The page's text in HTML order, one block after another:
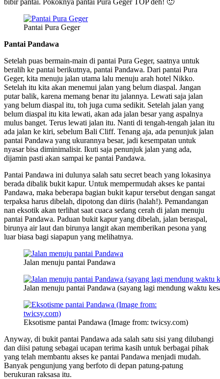
Pantai Pura Geger
Pantai Pandawa
Setelah puas bermain-main di pantai Pura Geger, saatnya untuk
beralih ke pantai berikutnya, pantai Pandawa. Dari pantai Pura
Geger, kita menuju jalan utama lalu menuju arah hotel Nikko.
Setelah itu kita akan menemui jalan yang belum diaspal. Jangan
putar balik, karena memang benar itu jalannya. Lewati saja jalan
yang belum diaspal itu, toh juga cuma sedikit. Setelah jalan yang
belum diaspal itu kita lewati, akan ada jalan besar yang aspalnya
mulus banget. Terus lewati jalan itu. Nanti di tengah-tengah jalan itu
ada jalan ke kiri, sebelum Bali Cliff. Tenang aja, ada penunjuk jalan
pantai Pandawa yang ukurannya besar, jadi kesempatan untuk
nyasar bisa diminimalisir. Ikuti saja penunjuk jalan yang ada,
dijamin pasti akan sampai ke pantai Pandawa.
Pantai Pandawa ini dulunya salah satu secret beach yang lokasinya
berada dibalik bukit kapur. Untuk mempermudah akses ke pantai
Pandawa, maka beberapa bagian bukit kapur tersebut dengan sangat
terpaksa harus dibelah, dipotong dan diiris (halah!). Pemandangan
nan eksotik akan terlihat saat cuaca sedang cerah di jalan menuju
pantai Pandawa. Paduan bukit kapur yang dibelah, jalan beraspal,
birunya air laut dan birunya langit akan memberikan pesona yang
luar biasa bagi siapapun yang melihatnya.
Jalan menuju pantai Pandawa
Jalan menuju pantai Pandawa (sayang lagi mendung waktu
Eksotisme pantai Pandawa (Image from: twicsy.com)
Anyway, di bukit pantai Pandawa ada salah satu sisi yang dilubangi
dan diisi patung sebagai ucapan terima kasih untuk berbagai pihak
yang telah membantu akses ke pantai Pandawa menjadi mudah.
Banyak pengunjung yang berfoto di depan patung-patung
berukuran raksasa itu.